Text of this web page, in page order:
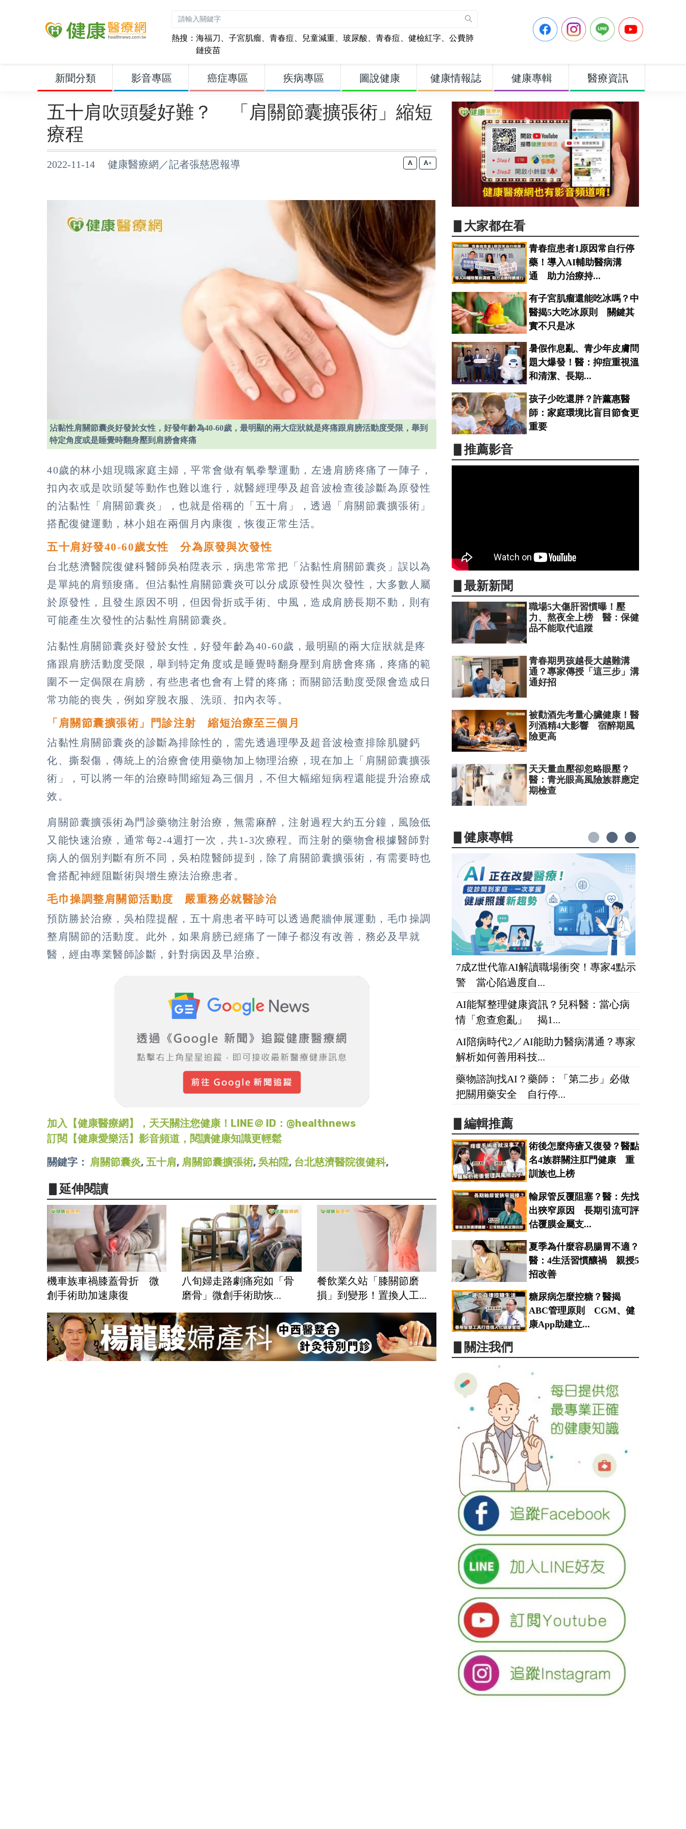
熱搜： 海福刀 、 子宮肌瘤、 青春痘、 兒童減重、 玻尿酸、 青春痘、 健檢紅字、 公費肺
鏈疫苗
新聞分類 影音專區 癌症專區 疾病專區 圖說健康 健康情報誌 健康專輯 醫療資訊
五十肩吹頭髮好難？ 「肩關節囊擴張術」縮短
療程
2022-11-14 健康醫療網／記者張慈恩報導 +
沾黏性肩關節囊炎好發於女性，好發年齡為40-60歲，最明顯的兩大症狀就是疼痛跟肩膀活動度受限，舉到
特定角度或是睡覺時翻身壓到肩膀會疼痛
40歲的林小姐現職家庭主婦，平常會做有氧拳擊運動，左邊肩膀疼痛了一陣子，
扣內衣或是吹頭髮等動作也難以進行，就醫經理學及超音波檢查後診斷為原發性
的沾黏性「肩關節囊炎」，也就是俗稱的「五十肩」，透過「肩關節囊擴張術」
搭配復健運動，林小姐在兩個月內康復，恢復正常生活。
五十肩好發40-60歲女性 分為原發與次發性
台北慈濟醫院復健科醫師吳柏陞表示，病患常常把「沾黏性肩關節囊炎」誤以為
是單純的肩頸痠痛。但沾黏性肩關節囊炎可以分成原發性與次發性，大多數人屬
於原發性，且發生原因不明，但因骨折或手術、中風，造成肩膀長期不動，則有
可能產生次發性的沾黏性肩關節囊炎。
沾黏性肩關節囊炎好發於女性，好發年齡為40-60歲，最明顯的兩大症狀就是疼
痛跟肩膀活動度受限，舉到特定角度或是睡覺時翻身壓到肩膀會疼痛，疼痛的範
圍不一定侷限在肩膀，有些患者也會有上臂的疼痛；而關節活動度受限會造成日
常功能的喪失，例如穿脫衣服、洗頭、扣內衣等。
「肩關節囊擴張術」門診注射 縮短治療至三個月
沾黏性肩關節囊炎的診斷為排除性的，需先透過理學及超音波檢查排除肌腱鈣
化、撕裂傷，傳統上的治療會使用藥物加上物理治療，現在加上「肩關節囊擴張
術」，可以將一年的治療時間縮短為三個月，不但大幅縮短病程還能提升治療成
效。
肩關節囊擴張術為門診藥物注射治療，無需麻醉，注射過程大約五分鐘，風險低
又能快速治療，通常每2-4週打一次，共1-3次療程。而注射的藥物會根據醫師對
病人的個別判斷有所不同，吳柏陞醫師提到，除了肩關節囊擴張術，有需要時也
會搭配神經阻斷術與增生療法治療患者。
毛巾操調整肩關節活動度 嚴重務必就醫診治
預防勝於治療，吳柏陞提醒，五十肩患者平時可以透過爬牆伸展運動，毛巾操調
整肩關節的活動度。此外，如果肩膀已經痛了一陣子都沒有改善，務必及早就
醫，經由專業醫師診斷，針對病因及早治療。
加入【健康醫療網】，天天關注您健康！LINE＠ ID：@healthnews
訂閱【健康愛樂活】影音頻道，閱讀健康知識更輕鬆
關鍵字： 肩關節囊炎, 五十肩, 肩關節囊擴張術, 吳柏陞, 台北慈濟醫院復健科,
▋延伸閱讀
機車族車禍膝蓋骨折 微
創手術助加速康復
八旬婦走路劇痛宛如「骨
磨骨」微創手術助恢...
餐飲業久站「膝關節磨
損」到變形！置換人工...
▋大家都在看
青春痘患者1原因常自行停
藥！導入AI輔助醫病溝
通 助力治療持...
有子宮肌瘤還能吃冰嗎？中
醫揭5大吃冰原則 關鍵其
實不只是冰
暑假作息亂、青少年皮膚問
題大爆發！醫：抑痘重視溫
和清潔、長期...
孩子少吃還胖？許薰惠醫
師：家庭環境比盲目節食更
重要
▋推薦影音
▋最新新聞
職場5大傷肝習慣曝！壓
力、熬夜全上榜 醫：保健
品不能取代追蹤
青春期男孩越長大越難溝
通？專家傳授「這三步」溝
通好招
被勸酒先考量心臟健康！醫
列酒精4大影響 宿醉期風
險更高
天天量血壓卻忽略眼壓？
醫：青光眼高風險族群應定
期檢查
▋健康專輯
7成Z世代靠AI解讀職場衝突！專家4點示
警 當心陷過度自...
AI能幫整理健康資訊？兒科醫：當心病
情「愈查愈亂」 揭1...
AI陪病時代2／AI能助力醫病溝通？專家
解析如何善用科技...
藥物諮詢找AI？藥師：「第二步」必做
把關用藥安全 自行停...
▋編輯推薦
術後怎麼痔瘡又復發？醫點
名4族群關注肛門健康 重
訓族也上榜
輸尿管反覆阻塞？醫：先找
出狹窄原因 長期引流可評
估覆膜金屬支...
夏季為什麼容易腸胃不適？
醫：4生活習慣釀禍 親授5
招改善
糖尿病怎麼控糖？醫揭
ABC管理原則 CGM、健
康App助建立...
▋關注我們